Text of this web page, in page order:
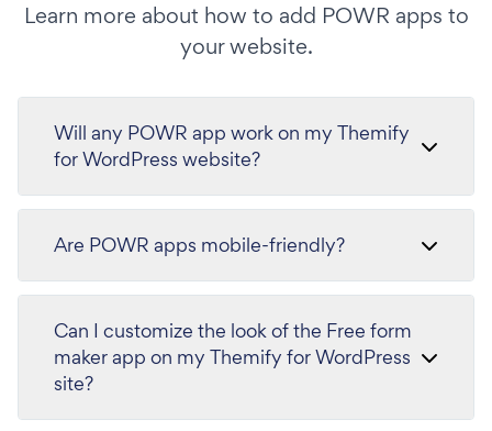
Learn more about how to add POWR apps to
your website.
Will any POWR app work on my Themify
for WordPress website?
Are POWR apps mobile-friendly?
Can I customize the look of the Free form
maker app on my Themify for WordPress
site?